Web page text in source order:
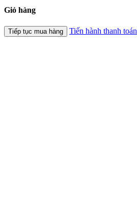
Giỏ hàng
Tiếp tục mua hàng Tiến hành thanh toán